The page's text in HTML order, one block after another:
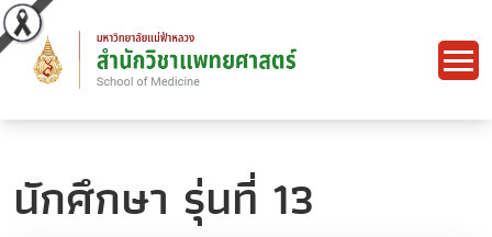
นักศึกษา รุ่นที่ 13